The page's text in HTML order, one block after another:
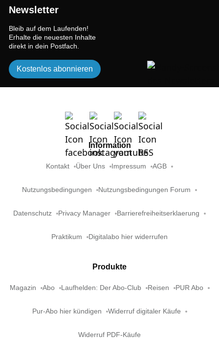
Newsletter
Bleib auf dem Laufenden!
Erhalte die neuesten Inhalte
direkt in dein Postfach.
Kostenlos abonnieren
Information
Kontakt Über Uns Impressum AGB
Nutzungsbedingungen Nutzungsbedingungen Forum
Datenschutz Privacy Manager Barrierefreiheitserklaerung
Praktikum Digitalabo hier widerrufen
Produkte
Magazin Abo Laufhelden: Der Abo-Club Reisen PUR Abo
Pur-Abo hier kündigen Widerruf digitaler Käufe
Widerruf PDF-Käufe